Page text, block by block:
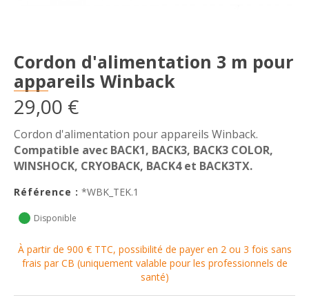
Cordon d'alimentation 3 m pour
appareils Winback
29,00 €
Cordon d'alimentation pour appareils Winback.
Compatible avec BACK1, BACK3, BACK3 COLOR,
WINSHOCK, CRYOBACK, BACK4 et BACK3TX.
Référence : *WBK_TEK.1
Disponible
À partir de 900 € TTC, possibilité de payer en 2 ou 3 fois sans
frais par CB (uniquement valable pour les professionnels de
santé)